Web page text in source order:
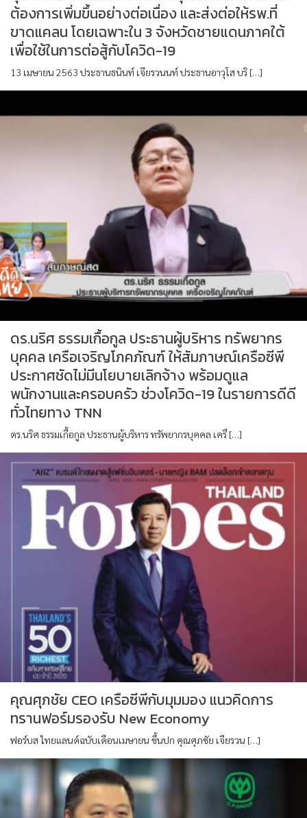
ต้องการเพิ่มขึ้นอย่างต่อเนื่อง และส่งต่อให้รพ.ที่
ขาดแคลน โดยเฉพาะใน 3 จังหวัดชายแดนภาคใต้
เพื่อใช้ในการต่อสู้กับโควิด-19
13 เมษายน 2563 ประธานธนินท์ เจียรวนนท์ ประธานอาวุโส บริ […]
ดร.นริศ ธรรมเกื้อกูล ประธานผู้บริหาร ทรัพยากร
บุคคล เครือเจริญโภคภัณฑ์ ให้สัมภาษณ์เครือซีพี
ประกาศชัดไม่มีนโยบายเลิกจ้าง พร้อมดูแล
พนักงานและครอบครัว ช่วงโควิด-19 ในรายการดีดี
ทั่วไทยทาง TNN
ดร.นริศ ธรรมเกื้อกูล ประธานผู้บริหาร ทรัพยากรบุคคล เครื […]
คุณศุภชัย CEO เครือซีพีกับมุมมอง แนวคิดการ
ทรานฟอร์มรองรับ New Economy
ฟอร์บส ไทยแลนด์ฉบับเดือนเมษายน ขึ้นปก คุณศุภชัย เจียรวน […]